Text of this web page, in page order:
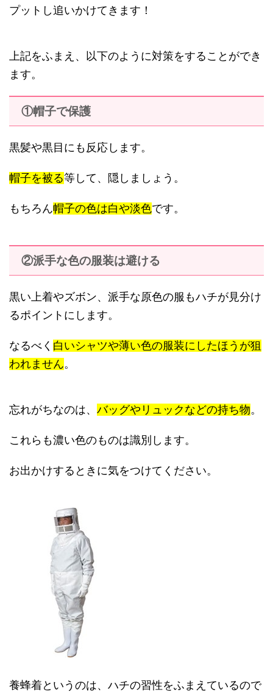
プットし追いかけてきます！
上記をふまえ、以下のように対策をすることができ
ます。
①帽子で保護
黒髪や黒目にも反応します。
帽子を被る等して、隠しましょう。
もちろん帽子の色は白や淡色です。
②派手な色の服装は避ける
黒い上着やズボン、派手な原色の服もハチが見分け
るポイントにします。
なるべく 白いシャツや薄い色の服装にしたほうが狙
われません。
忘れがちなのは、 バッグやリュックなどの持ち物。
これらも濃い色のものは識別します。
お出かけするときに気をつけてください。
養蜂着というのは、ハチの習性をふまえているので